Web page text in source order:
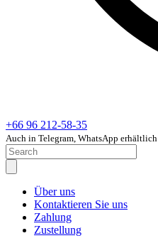
+66 96 212-58-35
Auch in Telegram, WhatsApp erhältlich
Über uns
Kontaktieren Sie uns
Zahlung
Zustellung